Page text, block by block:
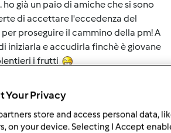
ho già un paio di amiche che si sono
di accettare l'eccedenza del
proseguire il cammino della pm! A
iniziarla e accudirla finchè è giovane
i frutti
In cima
registratiper poter commentare
Your Privacy
store and access personal data,
on your device. Selecting I Accept